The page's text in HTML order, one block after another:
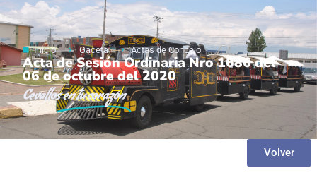
Inicio Gaceta Actas de Concejo
Acta de Sesión Ordinaria Nro 1686 del
06 de octubre del 2020
Cevallosen tu corazón
Volver